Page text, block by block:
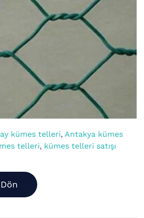
kümes telleri, Antakya kümes
telleri, kümes telleri satışı